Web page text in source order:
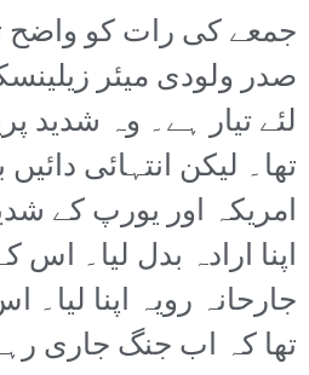
جمعے کی رات کو واضح
صدر ولودی میئر
لئے تیار ہے۔ وہ شدید
تھا۔ لیکن انتہائی
امریکہ اور یورپ کے
اپنا ارادہ بدل لیا۔
جارحانہ رویہ اپنا
تھا کہ اب جنگ جاری